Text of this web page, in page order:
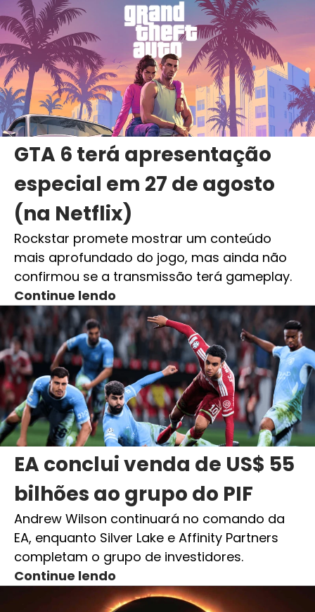
GTA 6 terá apresentação
especial em 27 de agosto
(na Netflix)
Rockstar promete mostrar um conteúdo
mais aprofundado do jogo, mas ainda não
confirmou se a transmissão terá gameplay.
Continue lendo
EA conclui venda de US$ 55
bilhões ao grupo do PIF
Andrew Wilson continuará no comando da
EA, enquanto Silver Lake e Affinity Partners
completam o grupo de investidores.
Continue lendo